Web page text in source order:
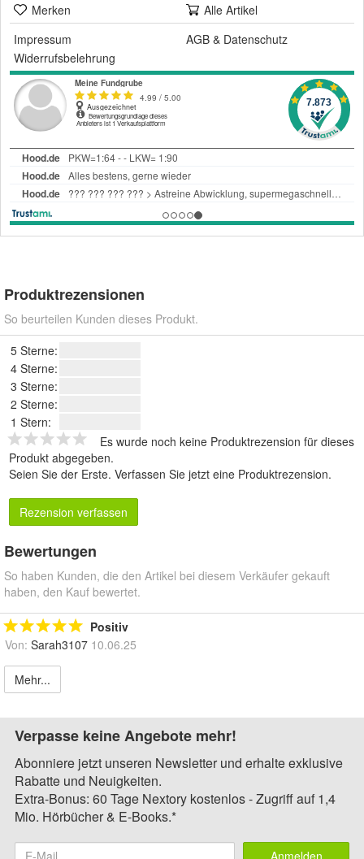
Merken
Alle Artikel
Impressum
AGB & Datenschutz
Widerrufsbelehrung
Produktrezensionen
So beurteilen Kunden dieses Produkt.
5 Sterne:
4 Sterne:
3 Sterne:
2 Sterne:
1 Stern:
Es wurde noch keine Produktrezension für dieses
Produkt abgegeben.
Seien Sie der Erste. Verfassen Sie jetzt eine Produktrezension.
Rezension verfassen
Bewertungen
So haben Kunden, die den Artikel bei diesem Verkäufer gekauft
haben, den Kauf bewertet.
Positiv
Von: Sarah3107 10.06.25
Mehr...
Verpasse keine Angebote mehr!
Abonniere jetzt unseren Newsletter und erhalte exklusive
Rabatte und Neuigkeiten.
Extra-Bonus: 60 Tage Nextory kostenlos - Zugriff auf 1,4
Mio. Hörbücher & E-Books.*
Anmelden